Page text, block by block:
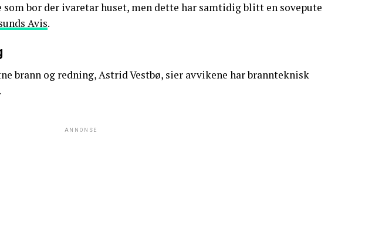
som bor der ivaretar huset, men dette har samtidig blitt en sovepute
Avis.
brann og redning, Astrid Vestbø, sier avvikene har brannteknisk
ANNONSE